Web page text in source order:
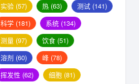
实验 (57) 热 (63) 测试 (141)
科学 (181) 系统 (134)
测量 (97) 饮食 (51)
溶剂 (60) 峰 (78)
挥发性 (62) 细胞 (81)